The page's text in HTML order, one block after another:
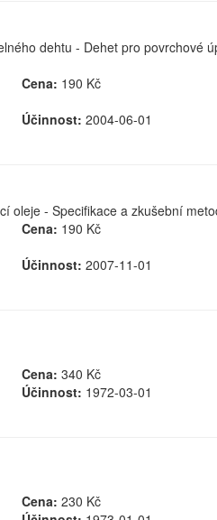
dehtu - Dehet pro povrchové
Cena: 190 Kč
Účinnost: 2004-06-01
oleje - Specifikace a zkušební
Cena: 190 Kč
Účinnost: 2007-11-01
Cena: 340 Kč
Účinnost: 1972-03-01
Cena: 230 Kč